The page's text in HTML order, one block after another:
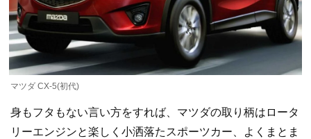
マツダ CX-5(初代)
身もフタもない言い方をすれば、マツダの取り柄はロータ
リーエンジンと楽しく小洒落たスポーツカー、よくまとま